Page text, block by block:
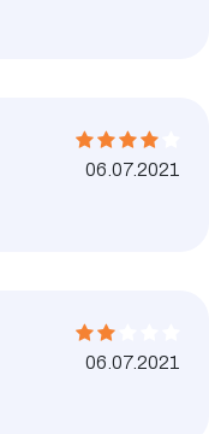
06.07.2021
06.07.2021